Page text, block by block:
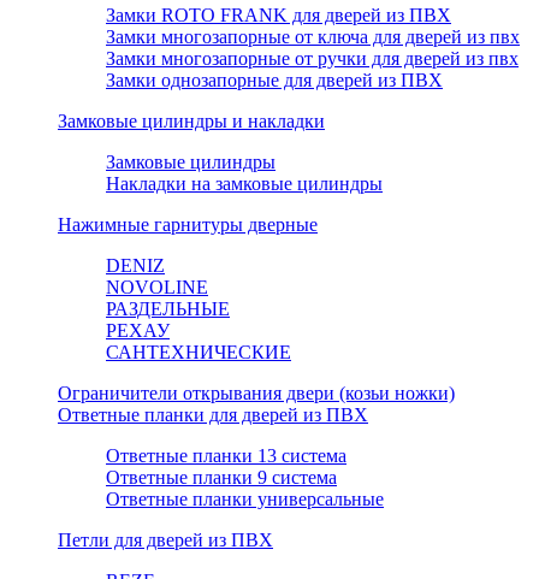
Замки ROTO FRANK для дверей из ПВХ
Замки многозапорные от ключа для дверей из пвх
Замки многозапорные от ручки для дверей из пвх
Замки однозапорные для дверей из ПВХ
Замковые цилиндры и накладки
Замковые цилиндры
Накладки на замковые цилиндры
Нажимные гарнитуры дверные
DENIZ
NOVOLINE
РАЗДЕЛЬНЫЕ
РЕХАУ
САНТЕХНИЧЕСКИЕ
Ограничители открывания двери (козьи ножки)
Ответные планки для дверей из ПВХ
Ответные планки 13 система
Ответные планки 9 система
Ответные планки универсальные
Петли для дверей из ПВХ